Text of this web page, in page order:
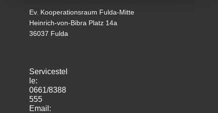
Ev. Kooperationsraum Fulda-Mitte
Heinrich-von-Bibra Platz 14a
36037 Fulda
Servicestel
le:
0661/8388
555
Email: